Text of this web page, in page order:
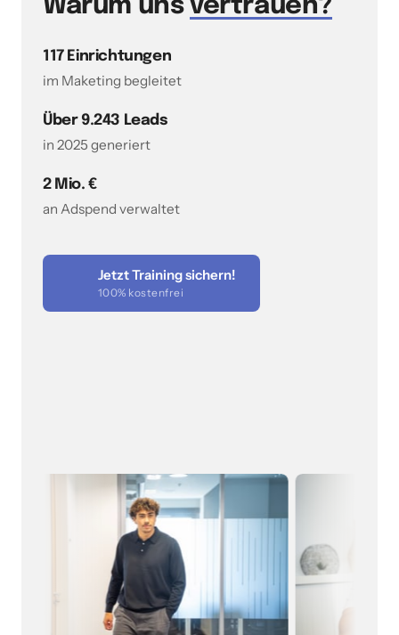
Warum uns vertrauen?
117 Einrichtungen
im Maketing begleitet
Über 9.243 Leads
in 2025 generiert
2 Mio. €
an Adspend verwaltet
Jetzt Training sichern!
100% kostenfrei